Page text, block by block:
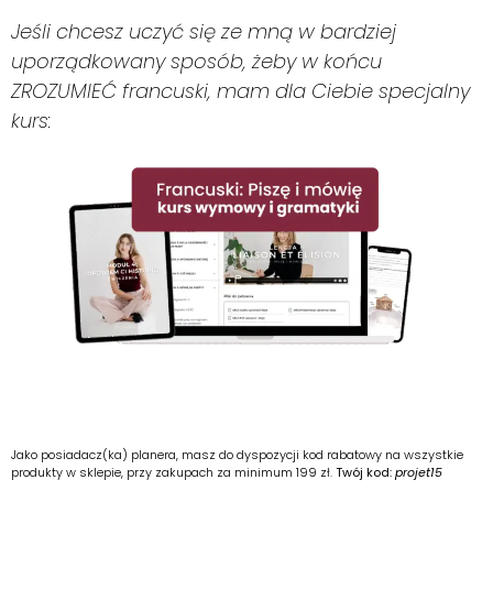
Jeśli chcesz uczyć się ze mną w bardziej
uporządkowany sposób, żeby w końcu
ZROZUMIEĆ francuski, mam dla Ciebie specjalny
kurs:
Jako posiadacz(ka) planera, masz do dyspozycji kod rabatowy na wszystkie
produkty w sklepie, przy zakupach za minimum 199 zł.Twój kod:projet15